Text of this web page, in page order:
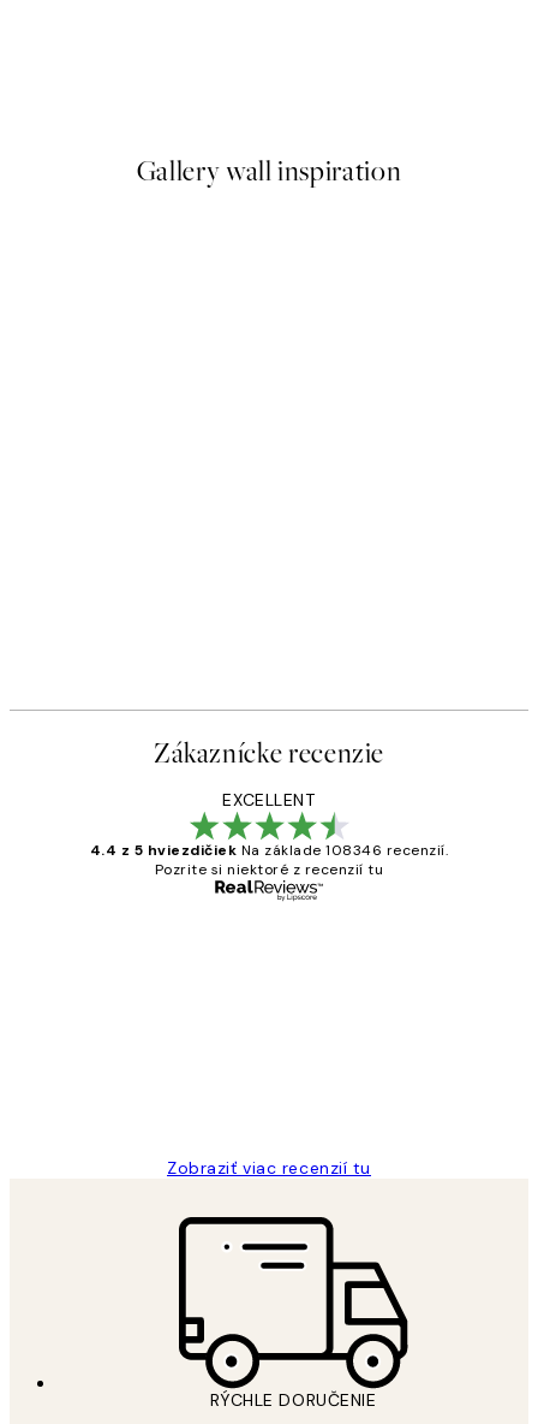
Gallery wall inspiration
Zákaznícke recenzie
EXCELLENT
4.4 z 5 hviezdičiek Na základe 108346 recenzií.
Pozrite si niektoré z recenzií tu
Zobraziť viac recenzií tu
RÝCHLE DORUČENIE